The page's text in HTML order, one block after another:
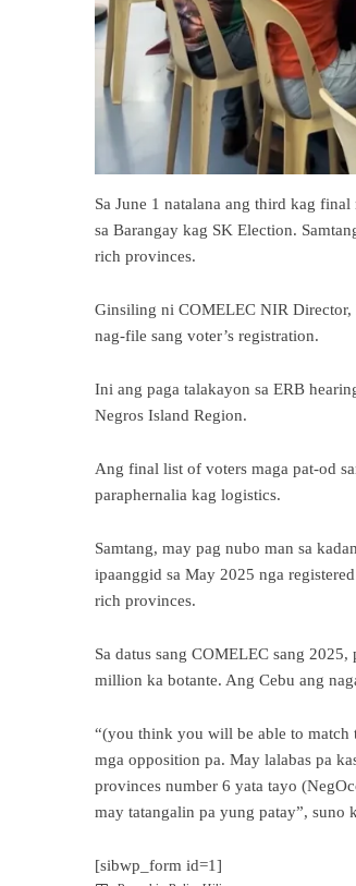
Sa June 1 natalana ang third kag
sa Barangay kag SK Election.
rich provinces.
Ginsiling ni COMELEC NIR
nag-file sang voter’s registration.
Ini ang paga talakayon sa ERB
Negros Island Region.
Ang final list of voters maga pat-od
paraphernalia kag logistics.
Samtang, may pag nubo man sa
ipaanggid sa May 2025 nga
rich provinces.
Sa datus sang COMELEC sang
million ka botante. Ang Cebu ang
“(you think you will be able to match
mga opposition pa. May lalabas pa
provinces number 6 yata tayo
may tatangalin pa yung patay”, suno
[sibwp_form id=1]